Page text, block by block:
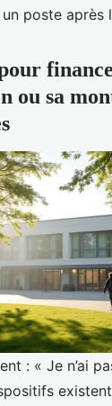
poste après
ou sa
: « Je n’ai